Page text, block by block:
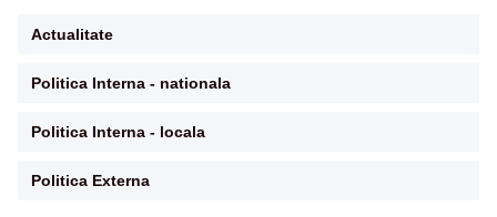
Actualitate
Politica Interna - nationala
Politica Interna - locala
Politica Externa